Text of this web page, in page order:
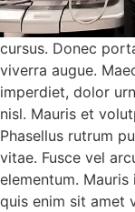
cursus. Donec
viverra augue.
imperdiet, dolor
nisl. Mauris et
Phasellus rutrum
vitae. Fusce vel
elementum.
quis enim sit amet